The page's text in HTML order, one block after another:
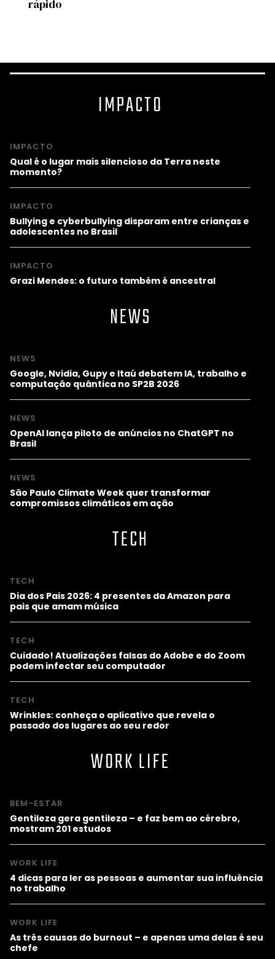
rápido
IMPACTO
IMPACTO
Qual é o lugar mais silencioso da Terra neste
momento?
IMPACTO
Bullying e cyberbullying disparam entre crianças e
adolescentes no Brasil
IMPACTO
Grazi Mendes: o futuro também é ancestral
NEWS
NEWS
Google, Nvidia, Gupy e Itaú debatem IA, trabalho e
computação quântica no SP2B 2026
NEWS
OpenAI lança piloto de anúncios no ChatGPT no
Brasil
NEWS
São Paulo Climate Week quer transformar
compromissos climáticos em ação
TECH
TECH
Dia dos Pais 2026: 4 presentes da Amazon para
pais que amam música
TECH
Cuidado! Atualizações falsas do Adobe e do Zoom
podem infectar seu computador
TECH
Wrinkles: conheça o aplicativo que revela o
passado dos lugares ao seu redor
WORK LIFE
BEM-ESTAR
Gentileza gera gentileza – e faz bem ao cérebro,
mostram 201 estudos
WORK LIFE
4 dicas para ler as pessoas e aumentar sua influência
no trabalho
WORK LIFE
As três causas do burnout – e apenas uma delas é seu
chefe